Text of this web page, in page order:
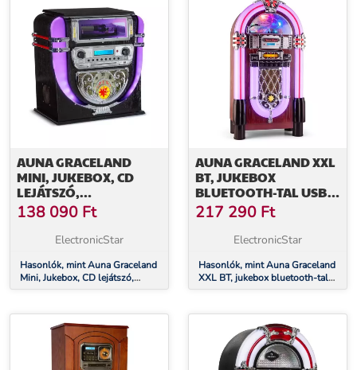
AUNA GRACELAND
MINI, JUKEBOX, CD
LEJÁTSZÓ,
LEMEZJÁTSZÓ,
DAB+/FM RÁDIÓ, LED
138 090 Ft
ElectronicStar
Hasonlók, mint Auna Graceland
Mini, Jukebox, CD lejátszó,
lemezjátszó, DAB+/FM rádió,
AUNA GRACELAND XXL
BT, JUKEBOX
BLUETOOTH-TAL USB
SD AUX CD FM/AM
217 290 Ft
ElectronicStar
Hasonlók, mint Auna Graceland
XXL BT, jukebox bluetooth-tal
USB SD AUX CD FM/AM